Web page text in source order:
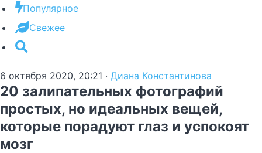
Популярное
Свежее
6 октября 2020, 20:21 · Диана Константинова
20 залипательных фотографий
простых, но идеальных вещей,
которые порадуют глаз и успокоят
мозг